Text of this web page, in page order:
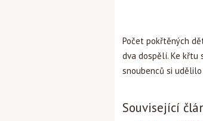
Počet pokřtěných
dva dospělí. Ke křtu
snoubenců si
Související